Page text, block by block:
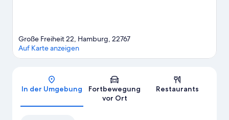
Karte
Große Freiheit 22, Hamburg, 22767
Auf Karte anzeigen
In der Umgebung
Fortbewegung
vor Ort
Restaurants